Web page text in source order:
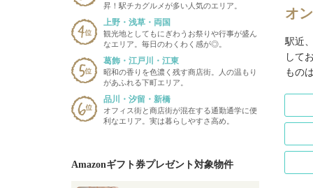
オ
駅近
して
もの
昇！駅チカグルメが多い人気のエリア。
上野・浅草・両国
観光地としてもにぎわうお祭りや行事が盛ん
なエリア。毎日のわくわく感が◎。
葛飾・江戸川・江東
昭和の香りを色濃く残す商店街。人の温もり
があふれる下町エリア。
品川・汐留・新橋
オフィス街と商店街が混在する通勤通学に便
利なエリア。実は暮らしやすさ高め。
Amazonギフト券プレゼント対象物件